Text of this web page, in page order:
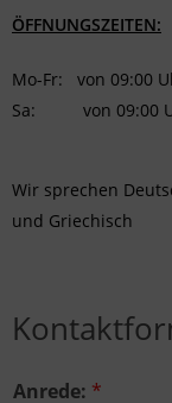
ÖFFNUNGSZEITEN:
Mo-Fr: von 09:00
Sa: von 09:00
Wir sprechen
und Griechisch
Anrede: *